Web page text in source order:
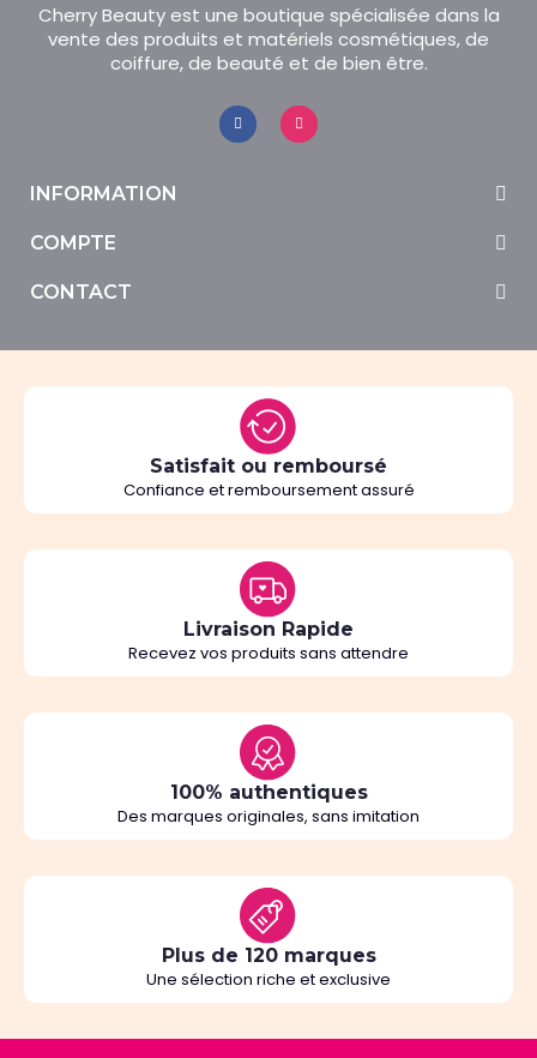
Cherry Beauty est une boutique spécialisée dans la
vente des produits et matériels cosmétiques, de
coiffure, de beauté et de bien être.
INFORMATION
COMPTE
CONTACT
Satisfait ou remboursé
Confiance et remboursement assuré
Livraison Rapide
Recevez vos produits sans attendre
100% authentiques
Des marques originales, sans imitation
Plus de 120 marques
Une sélection riche et exclusive